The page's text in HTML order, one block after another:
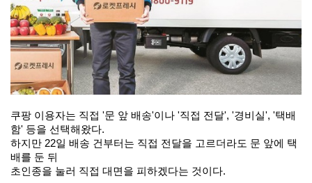
쿠팡 이용자는 직접 '문 앞 배송'이나 '직접 전달', '경비실', '택배
함' 등을 선택해왔다.
하지만 22일 배송 건부터는 직접 전달을 고르더라도 문 앞에 택
배를 둔 뒤
초인종을 눌러 직접 대면을 피하겠다는 것이다.